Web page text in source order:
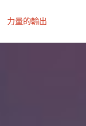
力量的輸出